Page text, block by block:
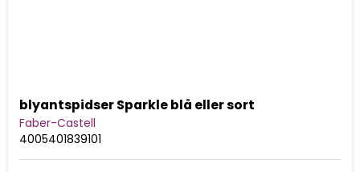
blyantspidser Sparkle blå eller sort
Faber-Castell
4005401839101